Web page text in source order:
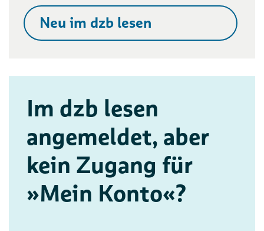
Neu im dzb lesen
Im dzb lesen
angemeldet, aber
kein Zugang für
»Mein Konto«?